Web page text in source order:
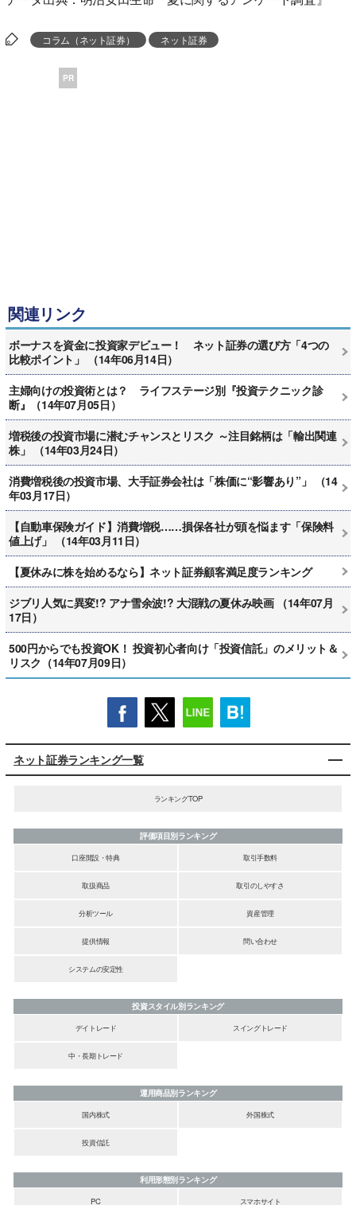
コラム（ネット証券） ネット証券
PR
関連リンク
ボーナスを資金に投資家デビュー！ ネット証券の選び方「4つの
比較ポイント」 （14年06月14日）
主婦向けの投資術とは？ ライフステージ別『投資テクニック診
断』（14年07月05日）
増税後の投資市場に潜むチャンスとリスク ～注目銘柄は「輸出関連
株」 （14年03月24日）
消費増税後の投資市場、大手証券会社は「株価に“影響あり”」 （14
年03月17日）
【自動車保険ガイド】消費増税……損保各社が頭を悩ます「保険料
値上げ」 （14年03月11日）
【夏休みに株を始めるなら】ネット証券顧客満足度ランキング
ジブリ人気に異変!? アナ雪余波!? 大混戦の夏休み映画 （14年07月
17日）
500円からでも投資OK！ 投資初心者向け「投資信託」のメリット＆
リスク（14年07月09日）
ネット証券ランキング一覧
ランキングTOP
評価項目別ランキング
口座開設・特典
取引手数料
取扱商品 取引のしやすさ
分析ツール 資産管理
提供情報 問い合わせ
システムの安定性
投資スタイル別ランキング
デイトレード
スイングトレード
中・長期トレード
運用商品別ランキング
国内株式
外国株式
投資信託
利用形態別ランキング
PC
スマホサイト